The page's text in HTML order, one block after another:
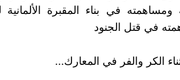
في بناء المقبرة الألمانية
في قتل الجنود
الكر والفر في المعارك...